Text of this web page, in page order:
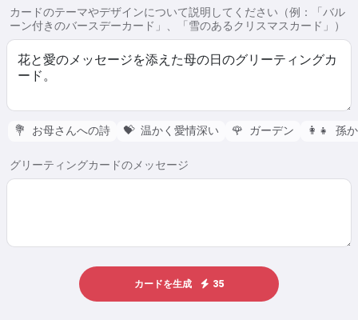
カードのテーマやデザインについて説明してください（例：「バル
ーン付きのバースデーカード」、「雪のあるクリスマスカード」）
💐 お母さんへの詩 💝 温かく愛情深い 🌹 ガーデン 👩‍👧 孫
グリーティングカードのメッセージ
カードを生成 35